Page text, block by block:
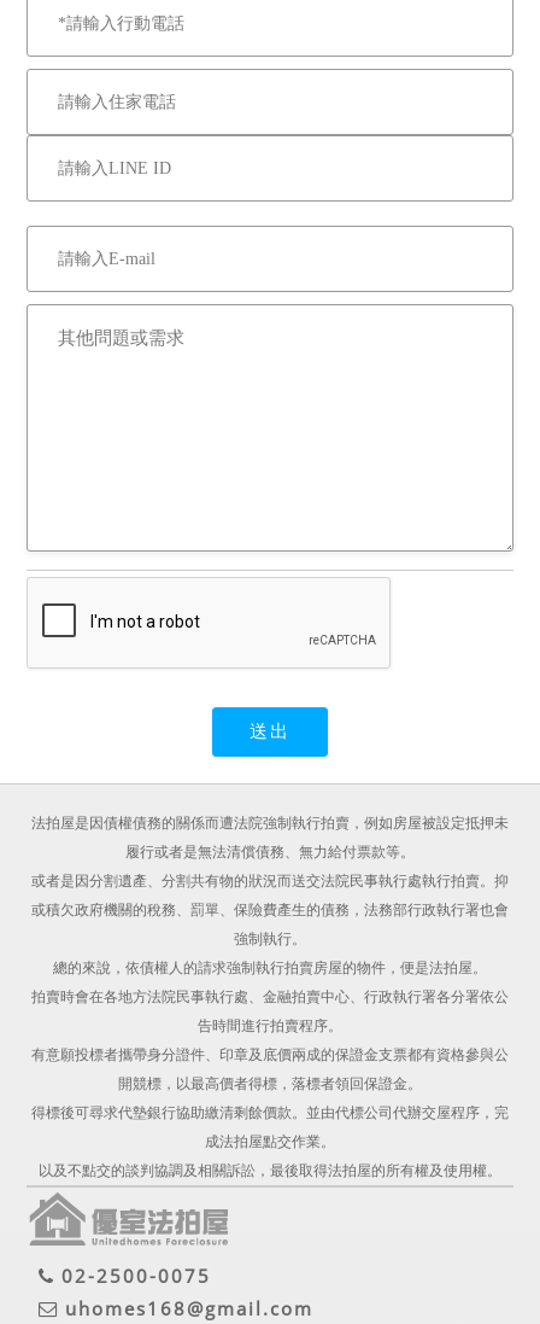
法拍屋是因債權債務的關係而遭法院強制執行拍賣，例如房屋被設定抵押未
履行或者是無法清償債務、無力給付票款等。
或者是因分割遺產、分割共有物的狀況而送交法院民事執行處執行拍賣。抑
或積欠政府機關的稅務、罰單、保險費產生的債務，法務部行政執行署也會
強制執行。
總的來說，依債權人的請求強制執行拍賣房屋的物件，便是法拍屋。
拍賣時會在各地方法院民事執行處、金融拍賣中心、行政執行署各分署依公
告時間進行拍賣程序。
有意願投標者攜帶身分證件、印章及底價兩成的保證金支票都有資格參與公
開競標，以最高價者得標，落標者領回保證金。
得標後可尋求代墊銀行協助繳清剩餘價款。並由代標公司代辦交屋程序，完
成法拍屋點交作業。
以及不點交的談判協調及相關訴訟，最後取得法拍屋的所有權及使用權。
02-2500-0075
uhomes168@gmail.com